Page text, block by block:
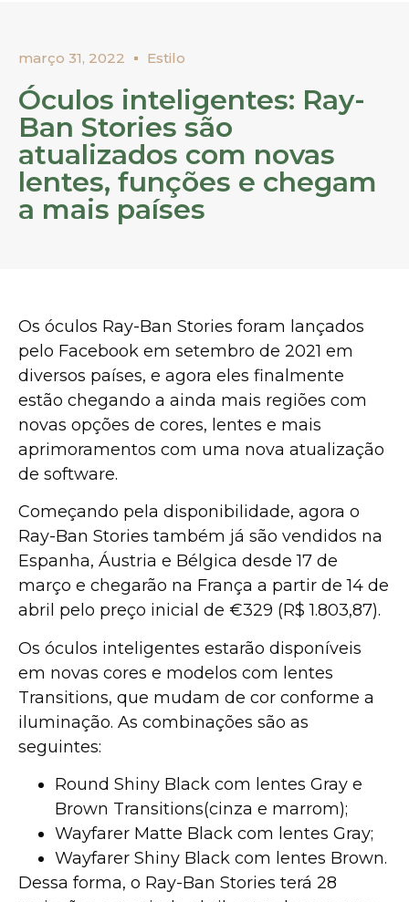
março 31, 2022 Estilo
Óculos inteligentes: Ray-
Ban Stories são
atualizados com novas
lentes, funções e chegam
a mais países
Os óculos Ray-Ban Stories foram lançados
pelo Facebook em setembro de 2021 em
diversos países, e agora eles finalmente
estão chegando a ainda mais regiões com
novas opções de cores, lentes e mais
aprimoramentos com uma nova atualização
de software.
Começando pela disponibilidade, agora o
Ray-Ban Stories também já são vendidos na
Espanha, Áustria e Bélgica desde 17 de
março e chegarão na França a partir de 14 de
abril pelo preço inicial de €329 (R$ 1.803,87).
Os óculos inteligentes estarão disponíveis
em novas cores e modelos com lentes
Transitions, que mudam de cor conforme a
iluminação. As combinações são as
seguintes:
Round Shiny Black com lentes Gray e
Brown Transitions(cinza e marrom);
Wayfarer Matte Black com lentes Gray;
Wayfarer Shiny Black com lentes Brown.
Dessa forma, o Ray-Ban Stories terá 28